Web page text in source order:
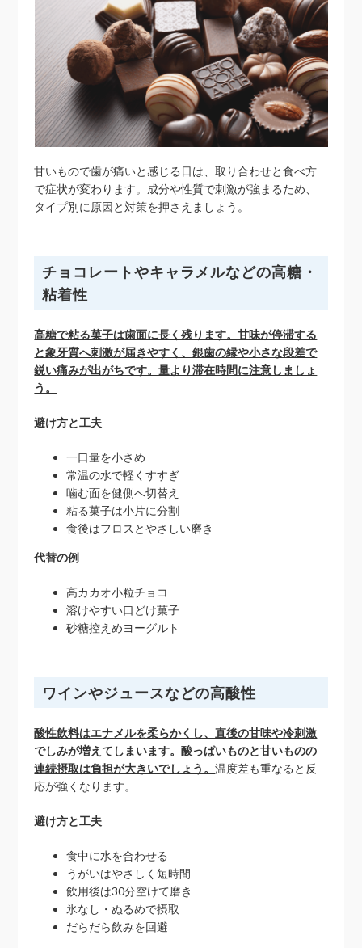
甘いもので歯が痛いと感じる日は、取り合わせと食べ方
で症状が変わります。成分や性質で刺激が強まるため、
タイプ別に原因と対策を押さえましょう。
チョコレートやキャラメルなどの高糖・
粘着性
高糖で粘る菓子は歯面に長く残ります。甘味が停滞する
と象牙質へ刺激が届きやすく、銀歯の縁や小さな段差で
鋭い痛みが出がちです。量より滞在時間に注意しましょ
う。
避け方と工夫
一口量を小さめ
常温の水で軽くすすぎ
噛む面を健側へ切替え
粘る菓子は小片に分割
食後はフロスとやさしい磨き
代替の例
高カカオ小粒チョコ
溶けやすい口どけ菓子
砂糖控えめヨーグルト
ワインやジュースなどの高酸性
酸性飲料はエナメルを柔らかくし、直後の甘味や冷刺激
でしみが増えてしまいます。酸っぱいものと甘いものの
連続摂取は負担が大きいでしょう。温度差も重なると反
応が強くなります。
避け方と工夫
食中に水を合わせる
うがいはやさしく短時間
飲用後は30分空けて磨き
氷なし・ぬるめで摂取
だらだら飲みを回避